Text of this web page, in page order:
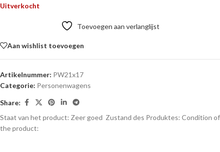
Uitverkocht
Toevoegen aan verlanglijst
Aan wishlist toevoegen
Artikelnummer: PW21x17
Categorie: Personenwagens
Share:
Staat van het product: Zeer goed Zustand des Produktes: Condition of
the product: